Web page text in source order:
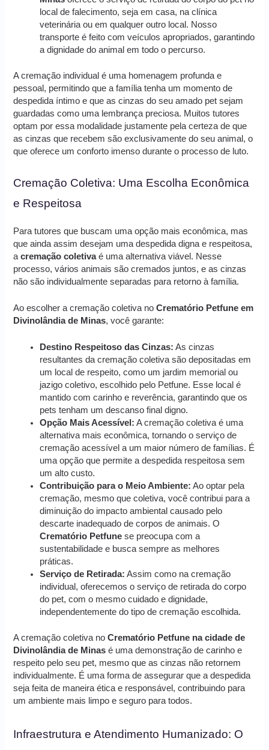
local de falecimento, seja em casa, na clínica
veterinária ou em qualquer outro local. Nosso
transporte é feito com veículos apropriados, garantindo
a dignidade do animal em todo o percurso.
A cremação individual é uma homenagem profunda e
pessoal, permitindo que a família tenha um momento de
despedida íntimo e que as cinzas do seu amado pet sejam
guardadas como uma lembrança preciosa. Muitos tutores
optam por essa modalidade justamente pela certeza de que
as cinzas que recebem são exclusivamente do seu animal, o
que oferece um conforto imenso durante o processo de luto.
Cremação Coletiva: Uma Escolha Econômica
e Respeitosa
Para tutores que buscam uma opção mais econômica, mas
que ainda assim desejam uma despedida digna e respeitosa,
acremação coletivaé uma alternativa viável. Nesse
processo, vários animais são cremados juntos, e as cinzas
não são individualmente separadas para retorno à família.
Ao escolher a cremação coletiva noCrematório Petfune em
Divinolândia de Minas, você garante:
Destino Respeitoso das Cinzas: As cinzas
resultantes da cremação coletiva são depositadas em
um local de respeito, como um jardim memorial ou
jazigo coletivo, escolhido pelo Petfune. Esse local é
mantido com carinho e reverência, garantindo que os
pets tenham um descanso final digno.
Opção Mais Acessível: A cremação coletiva é uma
alternativa mais econômica, tornando o serviço de
cremação acessível a um maior número de famílias. É
uma opção que permite a despedida respeitosa sem
um alto custo.
Contribuição para o Meio Ambiente: Ao optar pela
cremação, mesmo que coletiva, você contribui para a
diminuição do impacto ambiental causado pelo
descarte inadequado de corpos de animais. O
Crematório Petfune se preocupa com a
sustentabilidade e busca sempre as melhores
práticas.
Serviço de Retirada: Assim como na cremação
individual, oferecemos o serviço de retirada do corpo
do pet, com o mesmo cuidado e dignidade,
independentemente do tipo de cremação escolhida.
A cremação coletiva noCrematório Petfune na cidade de
Divinolândia de Minas é uma demonstração de carinho e
respeito pelo seu pet, mesmo que as cinzas não retornem
individualmente. É uma forma de assegurar que a despedida
seja feita de maneira ética e responsável, contribuindo para
um ambiente mais limpo e seguro para todos.
Infraestrutura e Atendimento Humanizado: O